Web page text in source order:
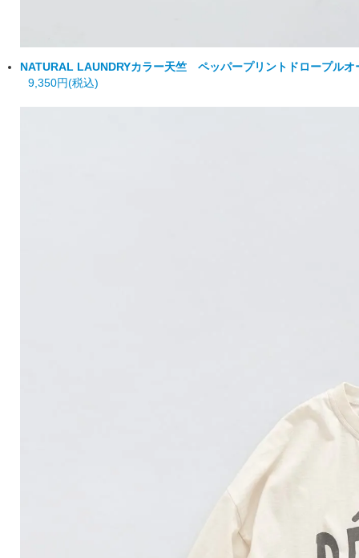
NATURAL LAUNDRYカラー天竺 ペッパープリントドロープルオ
9,350円(税込)